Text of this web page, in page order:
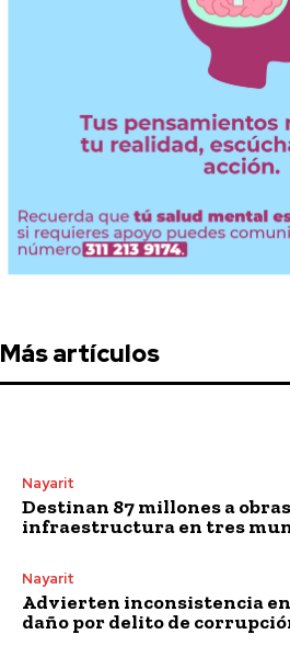
Más artículos
Nayarit
Destinan 87 millones a
infraestructura en tres
Nayarit
Advierten inconsistencia
daño por delito de